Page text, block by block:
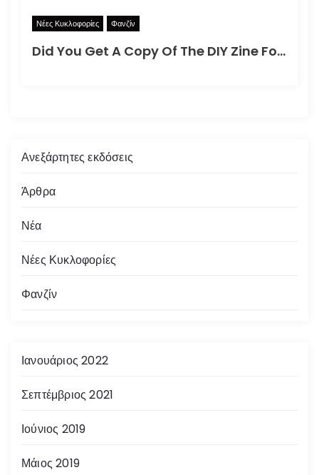
Νέες Κυκλοφορίες Φανζίν
Did You Get A Copy Of The DIY Zine For How To Better Participate In Your Local Apocalypse?
Ανεξάρτητες εκδόσεις
Άρθρα
Νέα
Νέες Κυκλοφορίες
Φανζίν
Ιανουάριος 2022
Σεπτέμβριος 2021
Ιούνιος 2019
Μάιος 2019